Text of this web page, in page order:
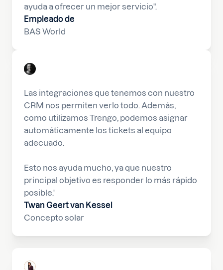
ayuda a ofrecer un mejor servicio".
Empleado de
BAS World
Las integraciones que tenemos con nuestro
CRM nos permiten verlo todo. Además,
como utilizamos Trengo, podemos asignar
automáticamente los tickets al equipo
adecuado.
Esto nos ayuda mucho, ya que nuestro
principal objetivo es responder lo más rápido
posible.'
Twan Geert van Kessel
Concepto solar